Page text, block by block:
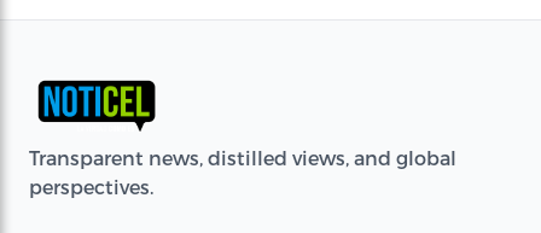
Transparent news, distilled views, and global
perspectives.